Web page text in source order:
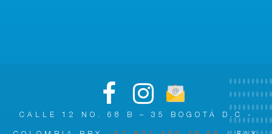
CALLE 12 NO. 68 B – 35 BOGOTÁ D.C -